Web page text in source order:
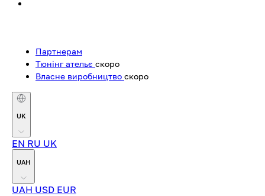
Партнерам
Тюнінг ательє скоро
Власне виробництво скоро
UK
EN RU UK
UAH
UAH USD EUR